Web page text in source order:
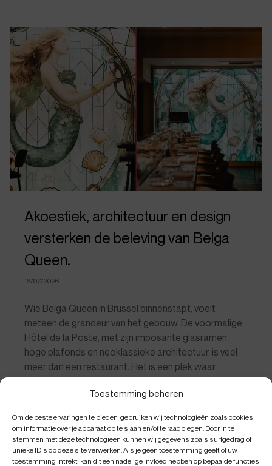
Toestemming beheren
Om de beste ervaringen te bieden, gebruiken wij technologieën zoals cookies
om informatie over je apparaat op te slaan en/of te raadplegen. Door in te
stemmen met deze technologieën kunnen wij gegevens zoals surfgedrag of
unieke ID's op deze site verwerken. Als je geen toestemming geeft of uw
toestemming intrekt, kan dit een nadelige invloed hebben op bepaalde functies
Akoestiek, architectuur en design
versterken de beleving van Belga
Queen.
16/07/2026
Wie Belga Queen in Brussel binnenstapt, voelt
meteen de grandeur van het gebouw. De voormalige
Hôtel de la Poste, met zijn imposante glasramen,
hoge plafonds en neoklassieke architectuur, is veel
meer dan een restaurant. Het is een plek waar
geschiedenis, gastronomie en design samenkomen.
Lees meer